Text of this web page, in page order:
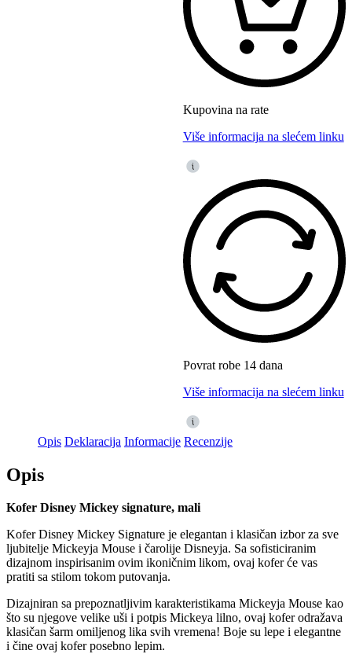
Kupovina na rate
Više informacija na slećem linku
Povrat robe 14 dana
Više informacija na slećem linku
Opis Deklaracija Informacije Recenzije
Opis
Kofer Disney Mickey signature, mali
Kofer Disney Mickey Signature je elegantan i klasičan izbor za sve
ljubitelje Mickeyja Mouse i čarolije Disneyja. Sa sofisticiranim
dizajnom inspirisanim ovim ikoničnim likom, ovaj kofer će vas
pratiti sa stilom tokom putovanja.
Dizajniran sa prepoznatljivim karakteristikama Mickeyja Mouse kao
što su njegove velike uši i potpis Mickeya lilno, ovaj kofer odražava
klasičan šarm omiljenog lika svih vremena! Boje su lepe i elegantne
i čine ovaj kofer posebno lepim.